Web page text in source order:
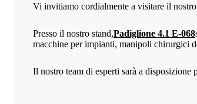
Vi invitiamo cordialmente a visitare il
Presso il nostro stand,Padiglione 4.1 E-068
macchine per impianti, manipoli chirurgici
Il nostro team di esperti sarà a